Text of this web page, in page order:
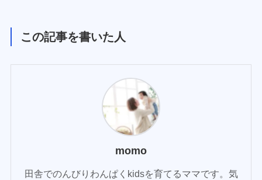
この記事を書いた人
momo
田舎でのんびりわんぱくkidsを育てるママです。気